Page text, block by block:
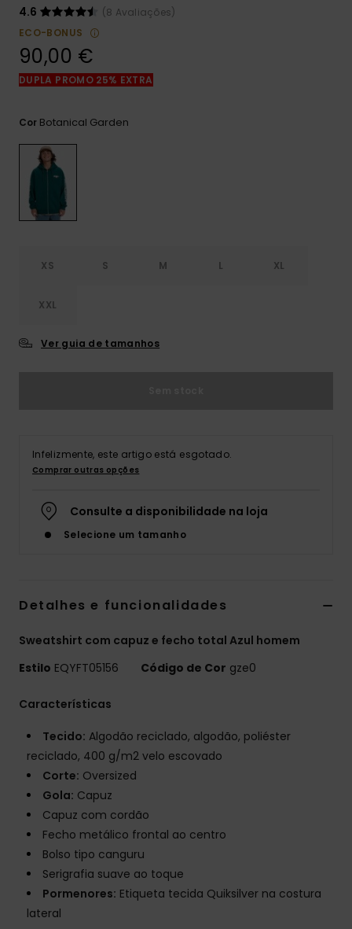
respostas
para as
nosso
4.6
(8 Avaliações)
ECO-BONUS
90,00 €
DUPLA PROMO 25% EXTRA
Cor Botanical Garden
XS S M L XL
XXL
Ver guia de tamanhos
Infelizmente, este artigo está esgotado.
Comprar outras opções
Consulte a disponibilidade na loja
Selecione um tamanho
Detalhes e funcionalidades
Sweatshirt com capuz e fecho total Azul homem
Estilo EQYFT05156 Código de Cor gze0
Características
Tecido: Algodão reciclado, algodão, poliéster
reciclado, 400 g/m2 velo escovado
Corte: Oversized
Gola: Capuz
Capuz com cordão
Fecho metálico frontal ao centro
Bolso tipo canguru
Serigrafia suave ao toque
Pormenores: Etiqueta tecida Quiksilver na costura
lateral